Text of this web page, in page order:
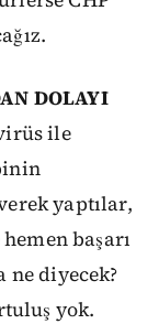
DOLAYI
ile
yaptılar,
başarı
ne diyecek?
yok.